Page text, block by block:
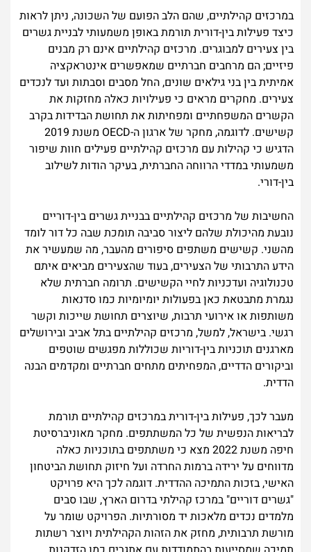
במרכזים קהילתיים, שהם הלב הפועם של השכונה, ניתן לראות
כיצד פעילות בין-דורית תורמת באופן משמעותי לבניית גשרים
בין צעירים למבוגרים. מרכזים קהילתיים אינם רק מבנים
פיזיים; הם מרחבים חברתיים שמאפשרים אינטראקציה
אמיתית בין בני גילאים שונים, החל מסבים וסבתות ועד לנכדים
צעירים. מחקרים מראים כי פעילויות כאלה מחזקות את
הקשרים המשפחתיים ומפחיתות את תחושת הבדידות בקרב
קשישים. לדוגמה, מחקר של ארגון ה-OECD משנת 2019
הדגיש כי קהילות עם מרכזים קהילתיים פעילים חוות שיפור
משמעותי במדדי הרווחה החברתית, בעיקר הודות לשילוב
בין-דורי.
החשיבות של מרכזים קהילתיים בבניית גשרים בין-דוריים
נובעת מהיכולת שלהם ליצור סביבה תומכת שבה כל דור לומד
מהשני. קשישים משתפים סיפורים מהעבר, מה שמעשיר את
הידע התרבותי של הצעירים, בעוד שהצעירים מביאים איתם
טכנולוגיה ועדכניות לחיי הקשישים. תרומה חברתית שלא
נגמרת מתבטאת כאן בפעולות יומיומיות כמו סדנאות
משותפות או אירועי תרבות, שיוצרים תחושת שייכות וקשר
רגשי. בישראל, למשל, מרכזים קהילתיים בתל אביב ובירושלים
מארגנים תוכניות בין-דוריות שכוללות מפגשים שוטפים
וביקורים הדדיים, המפחיתים מתחים חברתיים ומקדמים הבנה
הדדית.
מעבר לכך, פעילות בין-דורית במרכזים קהילתיים תורמת
לבריאות הנפשית של כל המשתתפים. מחקר מאוניברסיטת
חיפה משנת 2022 מצא כי משתתפים בתוכניות כאלה
מדווחים על ירידה ברמות החרדה ועל חיזוק תחושת הביטחון
האישי, בזכות התמיכה ההדדית. דוגמה לכך היא פרויקט
"גשרים דוריים" במרכז קהילתי בדרום הארץ, שבו סבים
מלמדים נכדים מלאכות יד מסורתיות. הפרויקט שומר על
מורשת תרבותית, מחזק את הזהות הקהילתית ויוצר רשתות